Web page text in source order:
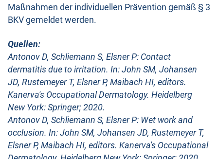
Maßnahmen der individuellen Prävention gemäß § 3
BKV gemeldet werden.
Quellen:
Antonov D, Schliemann S, Elsner P: Contact
dermatitis due to irritation. In: John SM, Johansen
JD, Rustemeyer T, Elsner P, Maibach HI, editors.
Kanerva's Occupational Dermatology. Heidelberg
New York: Springer; 2020.
Antonov D, Schliemann S, Elsner P: Wet work and
occlusion. In: John SM, Johansen JD, Rustemeyer T,
Elsner P, Maibach HI, editors. Kanerva's Occupational